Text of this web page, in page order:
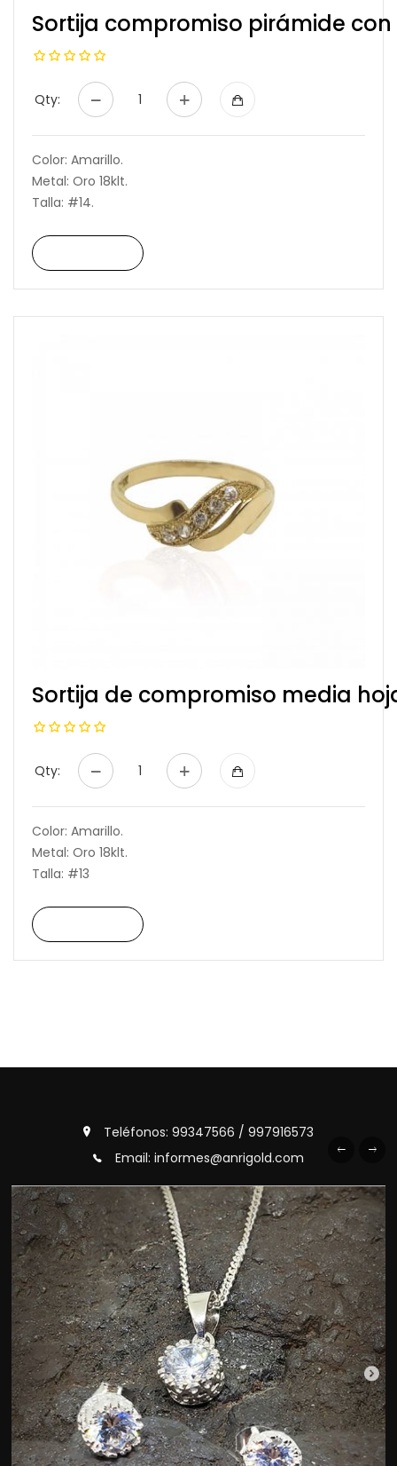
Sortija compromiso pirámide
Qty:
Color: Amarillo.
Metal: Oro 18klt.
Talla: #14.
Sortija de compromiso media
Qty:
Color: Amarillo.
Metal: Oro 18klt.
Talla: #13
Teléfonos: 99347566 / 997916573
Email: informes@anrigold.com